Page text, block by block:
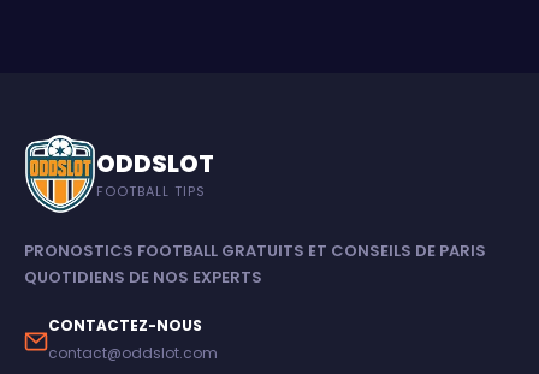
ODDSLOT
FOOTBALL TIPS
PRONOSTICS FOOTBALL GRATUITS ET CONSEILS DE PARIS
QUOTIDIENS DE NOS EXPERTS
CONTACTEZ-NOUS
contact@oddslot.com